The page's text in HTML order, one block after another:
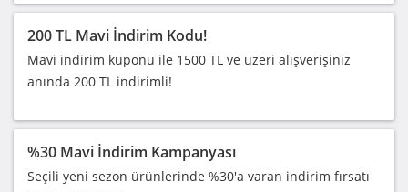
200 TL Mavi İndirim Kodu!
Mavi indirim kuponu ile 1500 TL ve üzeri alışverişiniz
anında 200 TL indirimli!
%30 Mavi İndirim Kampanyası
Seçili yeni sezon ürünlerinde %30'a varan indirim fırsatı